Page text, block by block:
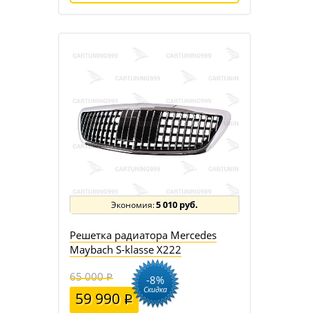
5 010 руб.
Решетка радиатора Mercedes
Maybach S-klasse X222
65 000
59 990
-8%
Скидка